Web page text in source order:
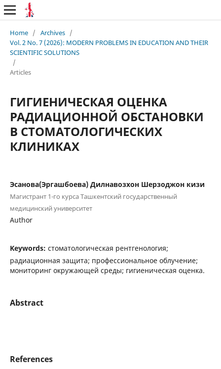
Home / Archives /
Vol. 2 No. 7 (2026): MODERN PROBLEMS IN EDUCATION AND THEIR
SCIENTIFIC SOLUTIONS
/
Articles
ГИГИЕНИЧЕСКАЯ ОЦЕНКА
РАДИАЦИОННОЙ ОБСТАНОВКИ
В СТОМАТОЛОГИЧЕСКИХ
КЛИНИКАХ
Эсанова(Эргашбоева) Дилнавозхон Шерзоджон кизи
Магистрант 1-го курса Ташкентский государственный
медицинский университет
Author
Keywords: стоматологическая рентгенология;
радиационная защита; профессиональное облучение;
мониторинг окружающей среды; гигиеническая оценка.
Abstract
References